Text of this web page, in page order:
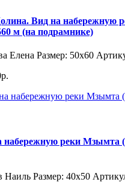
Вид на набережную
м (на подрамнике)
Елена Размер: 50x60
набережную реки Мзымта
Наиль Размер: 40x50